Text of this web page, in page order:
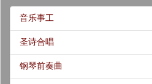
音乐事工
圣诗合唱
钢琴前奏曲